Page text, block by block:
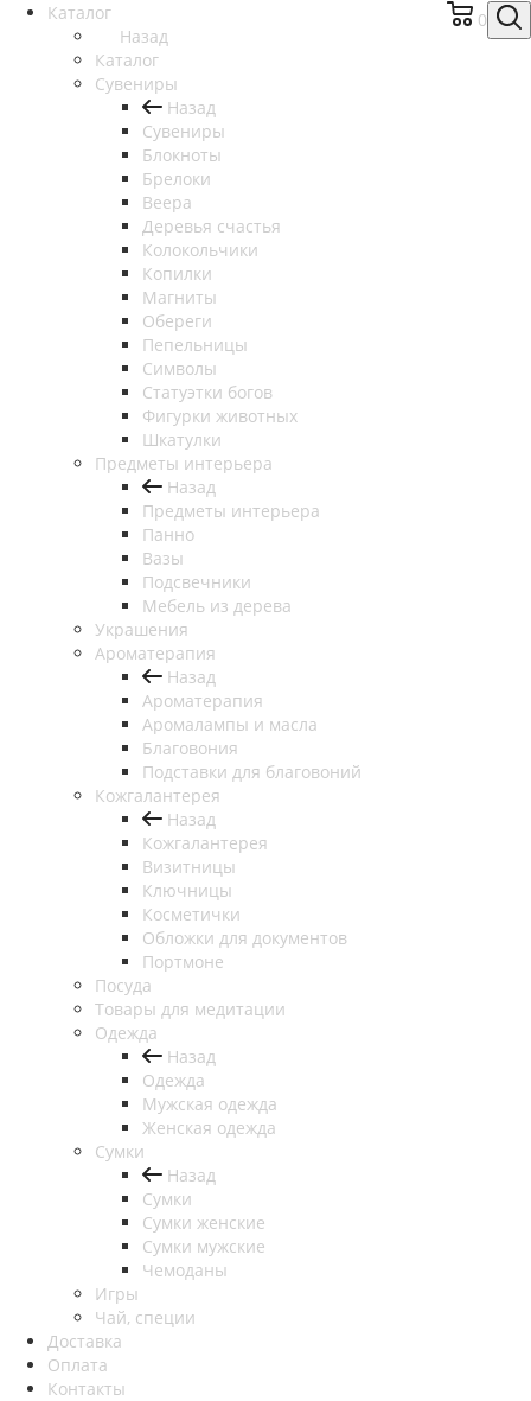
0
Каталог
Назад
Каталог
Сувениры
Назад
Сувениры
Блокноты
Брелоки
Веера
Деревья счастья
Колокольчики
Копилки
Магниты
Обереги
Пепельницы
Символы
Статуэтки богов
Фигурки животных
Шкатулки
Предметы интерьера
Назад
Предметы интерьера
Панно
Вазы
Подсвечники
Мебель из дерева
Украшения
Ароматерапия
Назад
Ароматерапия
Аромалампы и масла
Благовония
Подставки для благовоний
Кожгалантерея
Назад
Кожгалантерея
Визитницы
Ключницы
Косметички
Обложки для документов
Портмоне
Посуда
Товары для медитации
Одежда
Назад
Одежда
Мужская одежда
Женская одежда
Сумки
Назад
Сумки
Сумки женские
Сумки мужские
Чемоданы
Игры
Чай, специи
Доставка
Оплата
Контакты